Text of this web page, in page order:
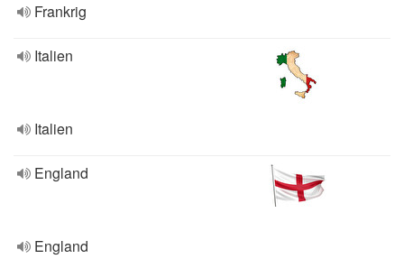
Frankrig
Italien
Italien
England
England